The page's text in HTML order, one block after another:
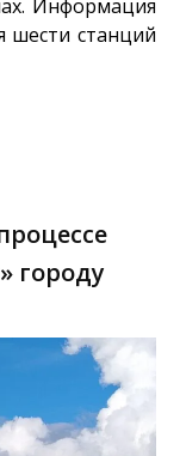
Информация
шести станций
городу